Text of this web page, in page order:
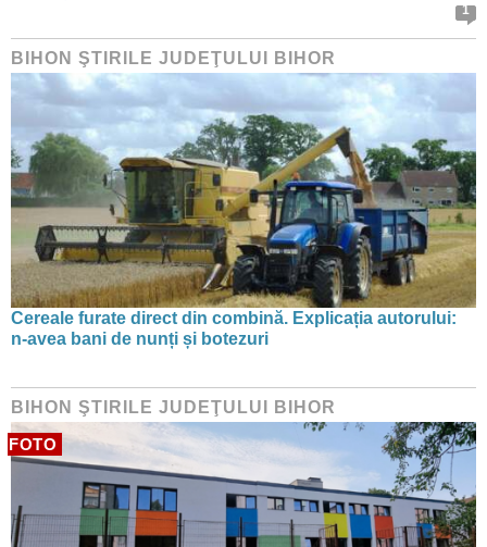
1
BIHON ŞTIRILE JUDEŢULUI BIHOR
Cereale furate direct din combină. Explicația autorului:
n-avea bani de nunți și botezuri
BIHON ŞTIRILE JUDEŢULUI BIHOR
FOTO